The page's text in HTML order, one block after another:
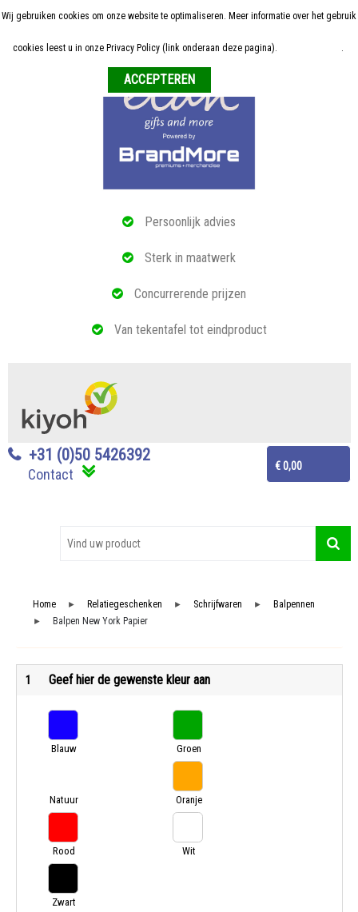
Persoonlijk advies
Sterk in maatwerk
Concurrerende prijzen
Van tekentafel tot eindproduct
€ 0,00
+31 (0)50 5426392
Contact
Home
ALLE RELATIEGESCHENKEN
Home ► Relatiegeschenken ► Schrijfwaren ► Balpennen
► Balpen New York Papier
1 Geef hier de gewenste kleur aan
Blauw Groen
Natuur Oranje
Rood Wit
Zwart
Wij gebruiken cookies om onze website te optimaliseren. Meer informatie over het gebruik
cookies leest u in onze Privacy Policy (link onderaan deze pagina). .